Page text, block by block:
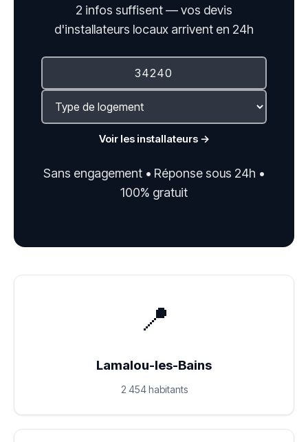
2 infos suffisent — vos devis
d'installateurs locaux arrivent en 24h
Voir les installateurs →
Sans engagement • Réponse sous 24h •
100% gratuit
📍
Lamalou-les-Bains
2 454 habitants